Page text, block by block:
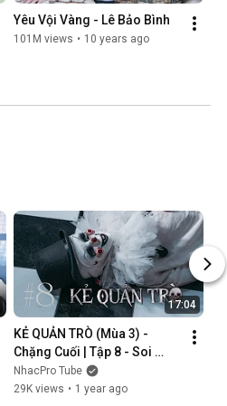
Yêu Vội Vàng - Lê Bảo Bình
101M views • 10 years ago
17:04
KẺ QUẢN TRÒ (Mùa 3) -
Chặng Cuối | Tập 8 - Soi
Cung | GAME CUNG HOÀNG
ĐẠO || Web Drama 2025
NhacPro Tube
29K views • 1 year ago